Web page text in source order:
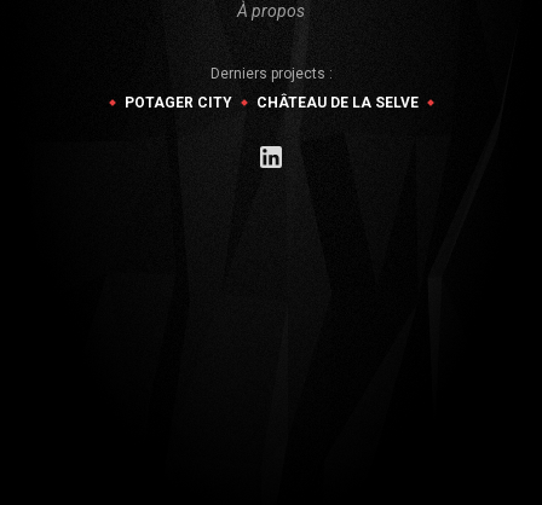
À propos
Derniers projects :
POTAGER CITY
CHÂTEAU DE LA SELVE